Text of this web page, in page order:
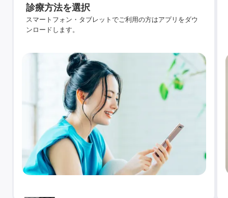
診療方法を選択
スマートフォン・タブレットでご利用の方はアプリをダウ
ンロードします。